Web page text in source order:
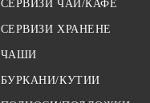
СЕРВИЗИ ЧАЙ/КАФЕ
СЕРВИЗИ ХРАНЕНЕ
ЧАШИ
БУРКАНИ/КУТИИ